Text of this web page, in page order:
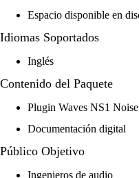
Espacio disponible en
Idiomas Soportados
Inglés
Contenido del Paquete
Plugin Waves NS1
Documentación digital
Público Objetivo
Ingenieros de audio